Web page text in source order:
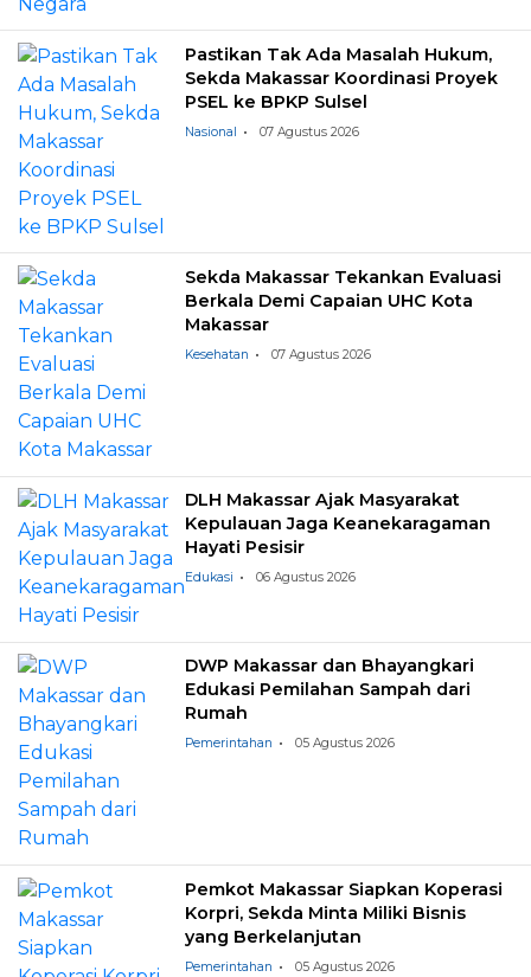
Pastikan Tak Ada Masalah Hukum,
Sekda Makassar Koordinasi Proyek
PSEL ke BPKP Sulsel
Nasional 07 Agustus 2026
Sekda Makassar Tekankan Evaluasi
Berkala Demi Capaian UHC Kota
Makassar
Kesehatan 07 Agustus 2026
DLH Makassar Ajak Masyarakat
Kepulauan Jaga Keanekaragaman
Hayati Pesisir
Edukasi 06 Agustus 2026
DWP Makassar dan Bhayangkari
Edukasi Pemilahan Sampah dari
Rumah
Pemerintahan 05 Agustus 2026
Pemkot Makassar Siapkan Koperasi
Korpri, Sekda Minta Miliki Bisnis
yang Berkelanjutan
Pemerintahan 05 Agustus 2026